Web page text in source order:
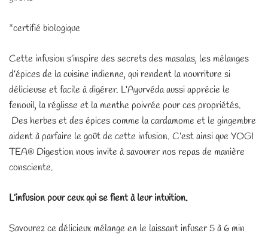
*certifié biologique
Cette infusion s’inspire des secrets des masalas, les mélanges
d’épices de la cuisine indienne, qui rendent la nourriture si
délicieuse et facile à digérer. L’Ayurvéda aussi apprécie le
fenouil, la réglisse et la menthe poivrée pour ces propriétés.
Des herbes et des épices comme la cardamome et le gingembre
aident à parfaire le goût de cette infusion. C’est ainsi que YOGI
TEA® Digestion nous invite à savourer nos repas de manière
consciente.
L’infusion pour ceux qui se fient à leur intuition.
Savourez ce délicieux mélange en le laissant infuser 5 à 6 min